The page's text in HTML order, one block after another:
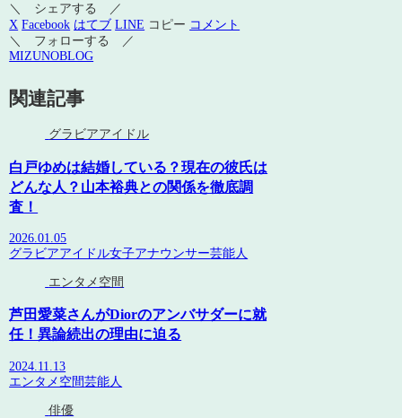
＼ シェアする ／
X Facebook はてブ LINE コピー コメント
＼ フォローする ／
MIZUNOBLOG
関連記事
グラビアアイドル
白戸ゆめは結婚している？現在の彼氏は
どんな人？山本裕典との関係を徹底調
査！
2026.01.05
グラビアアイドル女子アナウンサー芸能人
エンタメ空間
芦田愛菜さんがDiorのアンバサダーに就
任！異論続出の理由に迫る
2024.11.13
エンタメ空間芸能人
俳優